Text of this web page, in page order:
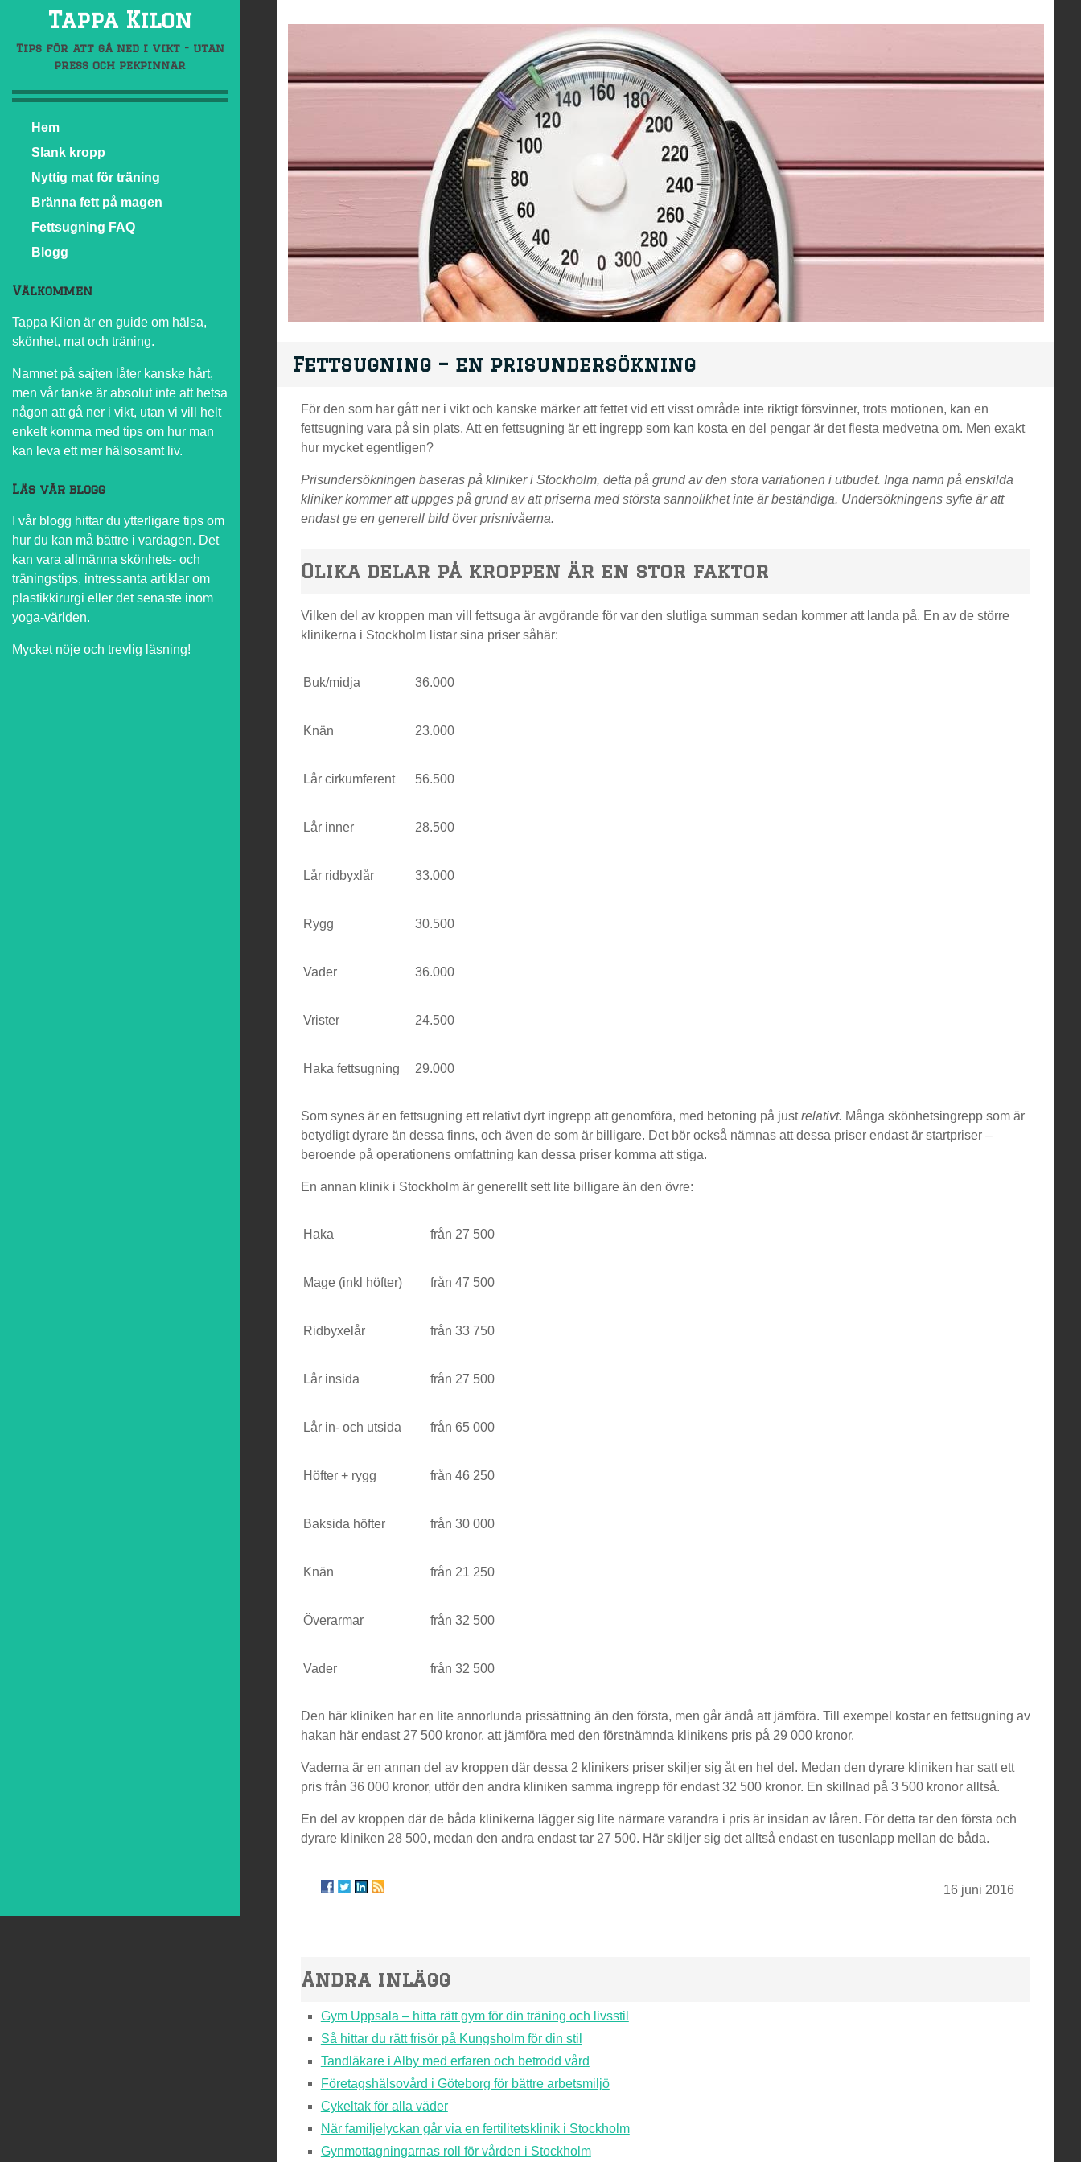
Tappa Kilon
Tips för att gå ned i vikt - utan
press och pekpinnar
Hem
Slank kropp
Nyttig mat för träning
Bränna fett på magen
Fettsugning FAQ
Blogg
Välkommen
Tappa Kilon är en guide om hälsa,
skönhet, mat och träning.
Namnet på sajten låter kanske hårt,
men vår tanke är absolut inte att hetsa
någon att gå ner i vikt, utan vi vill helt
enkelt komma med tips om hur man
kan leva ett mer hälsosamt liv.
Läs vår blogg
I vår blogg hittar du ytterligare tips om
hur du kan må bättre i vardagen. Det
kan vara allmänna skönhets- och
träningstips, intressanta artiklar om
plastikkirurgi eller det senaste inom
yoga-världen.
Mycket nöje och trevlig läsning!
Fettsugning – en prisundersökning
För den som har gått ner i vikt och kanske märker att fettet vid ett visst område inte riktigt försvinner, trots motionen, kan en
fettsugning vara på sin plats. Att en fettsugning är ett ingrepp som kan kosta en del pengar är det flesta medvetna om. Men exakt
hur mycket egentligen?
Prisundersökningen baseras på kliniker i Stockholm, detta på grund av den stora variationen i utbudet. Inga namn på enskilda
kliniker kommer att uppges på grund av att priserna med största sannolikhet inte är beständiga. Undersökningens syfte är att
endast ge en generell bild över prisnivåerna.
Olika delar på kroppen är en stor faktor
Vilken del av kroppen man vill fettsuga är avgörande för var den slutliga summan sedan kommer att landa på. En av de större
klinikerna i Stockholm listar sina priser såhär:
Buk/midja 36.000
Knän 23.000
Lår cirkumferent 56.500
Lår inner 28.500
Lår ridbyxlår 33.000
Rygg 30.500
Vader 36.000
Vrister 24.500
Haka fettsugning 29.000
Som synes är en fettsugning ett relativt dyrt ingrepp att genomföra, med betoning på justrelativt. Många skönhetsingrepp som är
betydligt dyrare än dessa finns, och även de som är billigare. Det bör också nämnas att dessa priser endast är startpriser –
beroende på operationens omfattning kan dessa priser komma att stiga.
En annan klinik i Stockholm är generellt sett lite billigare än den övre:
Haka från 27 500
Mage (inkl höfter) från 47 500
Ridbyxelår från 33 750
Lår insida från 27 500
Lår in- och utsida från 65 000
Höfter + rygg från 46 250
Baksida höfter från 30 000
Knän från 21 250
Överarmar från 32 500
Vader från 32 500
Den här kliniken har en lite annorlunda prissättning än den första, men går ändå att jämföra. Till exempel kostar en fettsugning av
hakan här endast 27 500 kronor, att jämföra med den förstnämnda klinikens pris på 29 000 kronor.
Vaderna är en annan del av kroppen där dessa 2 klinikers priser skiljer sig åt en hel del. Medan den dyrare kliniken har satt ett
pris från 36 000 kronor, utför den andra kliniken samma ingrepp för endast 32 500 kronor. En skillnad på 3 500 kronor alltså.
En del av kroppen där de båda klinikerna lägger sig lite närmare varandra i pris är insidan av låren. För detta tar den första och
dyrare kliniken 28 500, medan den andra endast tar 27 500. Här skiljer sig det alltså endast en tusenlapp mellan de båda.
16 juni 2016
Andra inlägg
Gym Uppsala – hitta rätt gym för din träning och livsstil
Så hittar du rätt frisör på Kungsholm för din stil
Tandläkare i Alby med erfaren och betrodd vård
Företagshälsovård i Göteborg för bättre arbetsmiljö
Cykeltak för alla väder
När familjelyckan går via en fertilitetsklinik i Stockholm
Gynmottagningarnas roll för vården i Stockholm